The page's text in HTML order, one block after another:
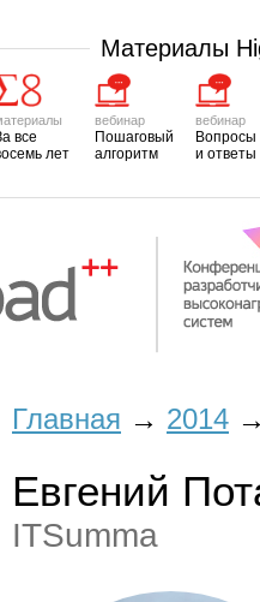
Материалы
все
лет
вебинар
Пошаговый
алгоритм
вебинар
Вопросы
и ответы
Главная → 2014
Евгений
ITSumma